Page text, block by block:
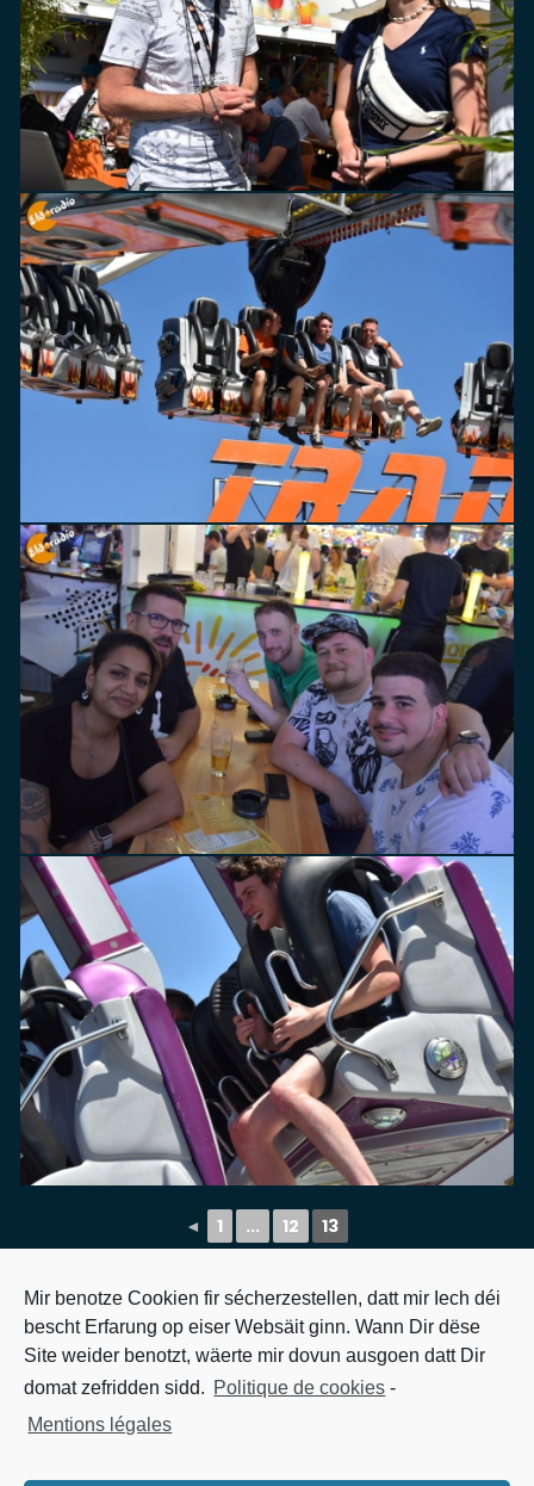
◄ 1 ... 12 13
SCHUEBERFOUER 2019
Mir benotze Cookien fir sécherzestellen, datt mir Iech déi
bescht Erfarung op eiser Websäit ginn. Wann Dir dëse
Site weider benotzt, wäerte mir dovun ausgoen datt Dir
domat zefridden sidd. Politique de cookies -
Mentions légales